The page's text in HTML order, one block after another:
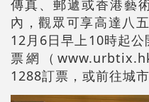
傳真、郵遞或香港藝
內，觀眾可享高達八
12月6日早上10時起
票網（
1288訂票，或前往城